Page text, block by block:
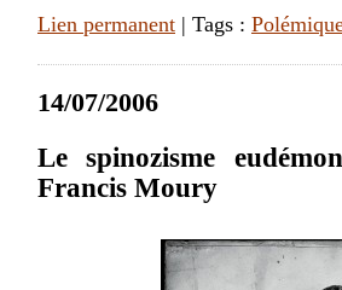
Lien permanent | Tags :
14/07/2006
Le spinozisme
Francis Moury